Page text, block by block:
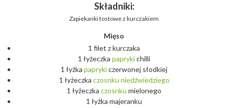
Składniki:
Zapiekanki tostowe z kurczakiem
Mięso
1 filet z kurczaka
1 łyżeczka paprykichilli
1 łyżka paprykiczerwonej słodkiej
1 łyżeczka czosnku niedźwiedziego
1 łyżeczka czosnku mielonego
1 łyżka majeranku